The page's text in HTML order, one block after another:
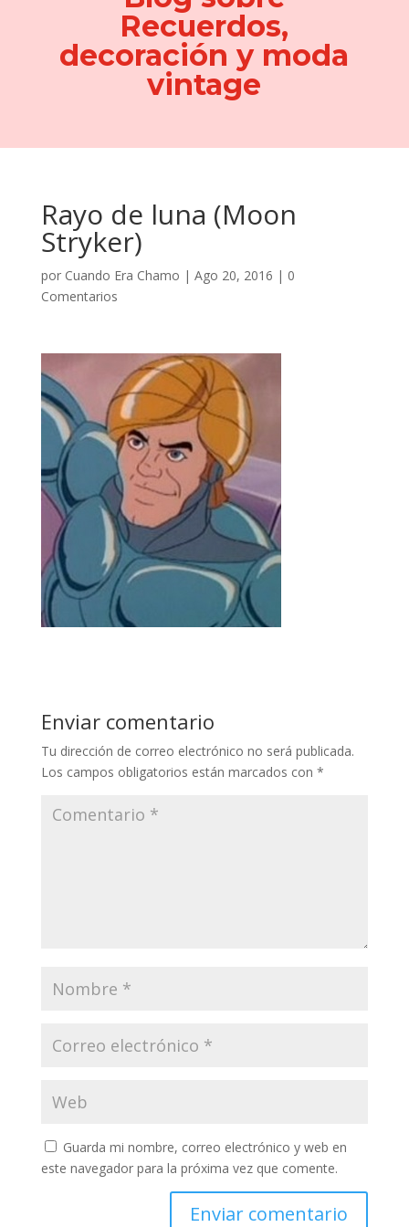
Recuerdos,
decoración y moda
vintage
Rayo de luna (Moon
Stryker)
por Cuando Era Chamo | Ago 20, 2016 | 0
Comentarios
Enviar comentario
Tu dirección de correo electrónico no será publicada.
Los campos obligatorios están marcados con *
Guarda mi nombre, correo electrónico y web en
este navegador para la próxima vez que comente.